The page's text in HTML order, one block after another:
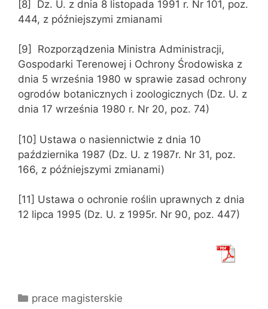
[8] Dz. U. z dnia 8 listopada 1991 r. Nr 101, poz.
444, z późniejszymi zmianami
[9] Rozporządzenia Ministra Administracji,
Gospodarki Terenowej i Ochrony Środowiska z
dnia 5 września 1980 w sprawie zasad ochrony
ogrodów botanicznych i zoologicznych (Dz. U. z
dnia 17 września 1980 r. Nr 20, poz. 74)
[10] Ustawa o nasiennictwie z dnia 10
października 1987 (Dz. U. z 1987r. Nr 31, poz.
166, z późniejszymi zmianami)
[11] Ustawa o ochronie roślin uprawnych z dnia
12 lipca 1995 (Dz. U. z 1995r. Nr 90, poz. 447)
Kategorie
prace magisterskie